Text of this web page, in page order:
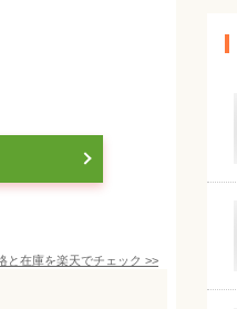
と在庫を楽天でチェック >>